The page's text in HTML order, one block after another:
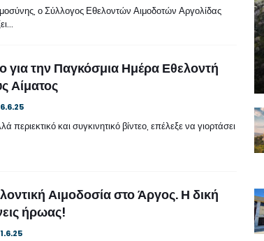
ο Σύλλογος Εθελοντών Αιμοδοτών Αργολίδας
για την Παγκόσμια Ημέρα Εθελοντή
Αίματος
και συγκινητικό βίντεο, επέλεξε να γιορτάσει
Αιμοδοσία στο Άργος. Η δική
ήρωας!